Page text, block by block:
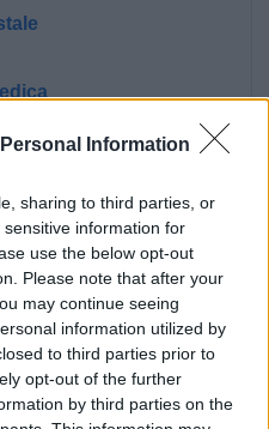
Information
sharing to third parties, or
information for
use the below opt-out
Please note that after your
may continue seeing
information utilized by
to third parties prior to
opt-out of the further
by third parties on the
rifiuti